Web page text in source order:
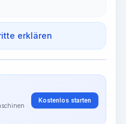
erklären
·
Kostenlos starten